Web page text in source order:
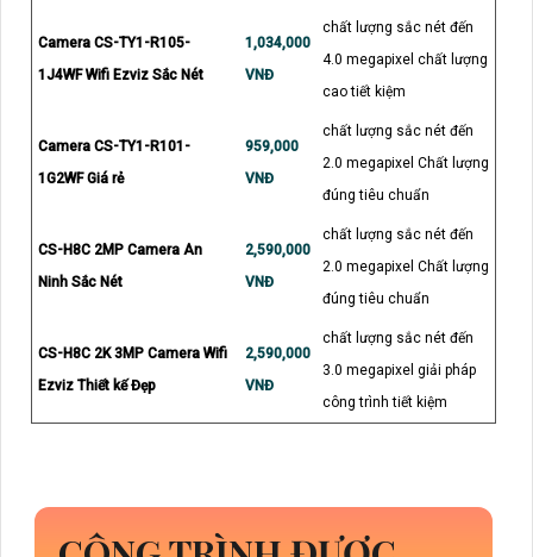
Camera CS-TY1-R105-
1J4WF Wifi Ezviz Sắc Nét
1,034,000
VNĐ
chất lượng sắc nét đến
4.0 megapixel chất lượng
cao tiết kiệm
Camera CS-TY1-R101-
1G2WF Giá rẻ
959,000
VNĐ
chất lượng sắc nét đến
2.0 megapixel Chất lượng
đúng tiêu chuẩn
CS-H8C 2MP Camera An
Ninh Sắc Nét
2,590,000
VNĐ
chất lượng sắc nét đến
2.0 megapixel Chất lượng
đúng tiêu chuẩn
CS-H8C 2K 3MP Camera Wifi
Ezviz Thiết kế Đẹp
2,590,000
VNĐ
chất lượng sắc nét đến
3.0 megapixel giải pháp
công trình tiết kiệm